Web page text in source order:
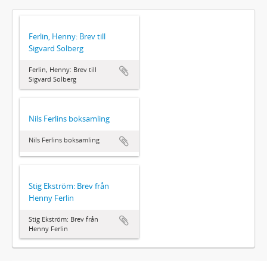
Ferlin, Henny: Brev till
Sigvard Solberg
Ferlin, Henny: Brev till
Sigvard Solberg
Nils Ferlins boksamling
Nils Ferlins boksamling
Stig Ekström: Brev från
Henny Ferlin
Stig Ekström: Brev från
Henny Ferlin